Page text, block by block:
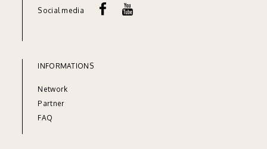
Social media
INFORMATIONS
Network
Partner
FAQ